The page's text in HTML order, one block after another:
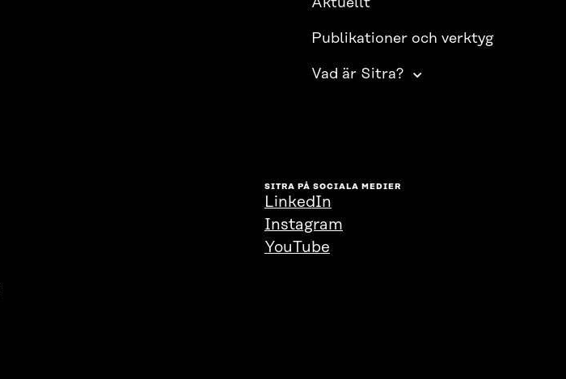
Aktuellt
Publikationer och verktyg
Vad är Sitra?
SITRA PÅ SOCIALA MEDIER
LinkedIn
Instagram
YouTube